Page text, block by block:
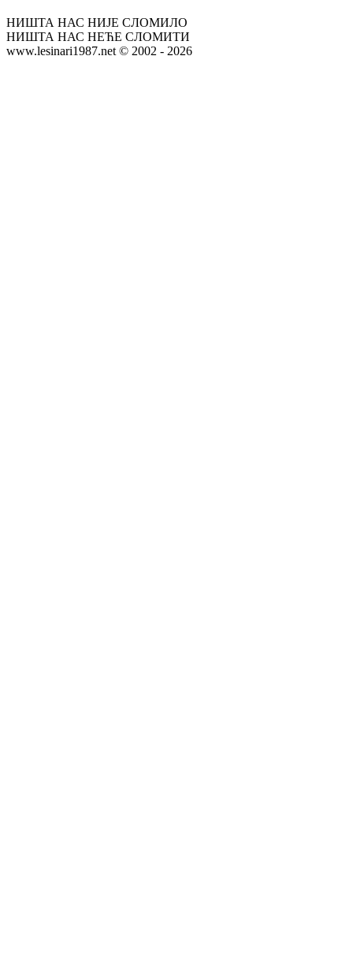
НИШТА НАС НИЈЕ СЛОМИЛО
НИШТА НАС НЕЋЕ СЛОМИТИ
www.lesinari1987.net © 2002 - 2026